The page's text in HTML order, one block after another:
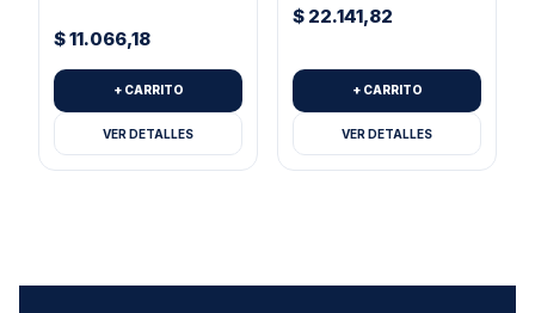
$11.066,18
+ CARRITO
VER DETALLES
$ 22.141,82
+ CARRITO
VER DETALLES